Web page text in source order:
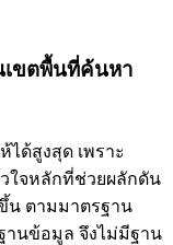
เขตพื้นที่ค้นหา
ได้สูงสุด เพราะ
ใจหลักที่ช่วยผลักดัน
น ตามมาตรฐาน
านข้อมูล จึงไม่มีฐาน